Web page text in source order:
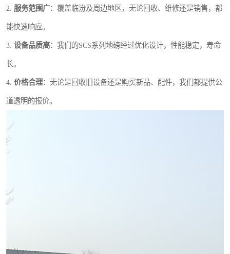
2. 服务范围广：覆盖临汾及周边地区，无论回收、维修还是销售，都
能快速响应。
3. 设备品质高：我们的SCS系列地磅经过优化设计，性能稳定，寿命
长。
4. 价格合理：无论是回收旧设备还是购买新品、配件，我们都提供公
道透明的报价。